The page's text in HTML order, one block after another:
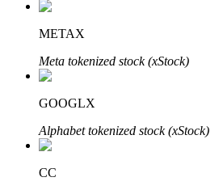
借貸寶
借貸數字貨幣，及時且安全的服
METAX
Meta tokenized stock (xStock)
GOOGLX
Alphabet tokenized stock (xStock)
CC